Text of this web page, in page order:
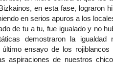
en esta fase, lograron
en serios apuros a los
de tu a tu, fue igualado y no
demostraron la
último ensayo de los
aspiraciones de nuestros